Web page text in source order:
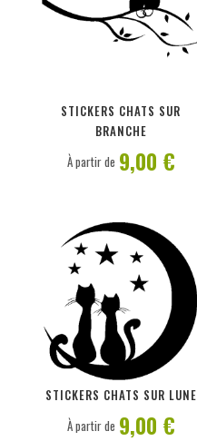
STICKERS CHATS SUR
BRANCHE
À partir de 9,00 €
STICKERS CHATS SUR LUNE
PERSONNALISER
À partir de 9,00 €